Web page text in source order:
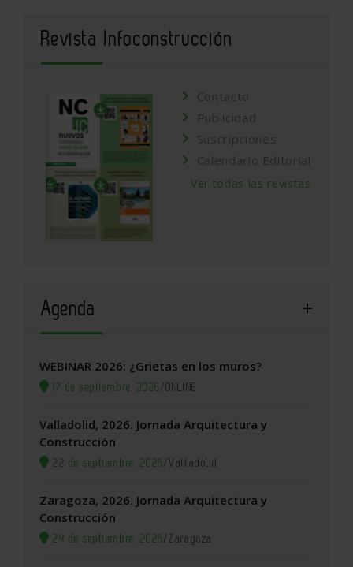
Revista Infoconstrucción
Contacto
Publicidad
Suscripciones
Calendario Editorial
Ver todas las revistas
Agenda
WEBINAR 2026: ¿Grietas en los muros?
17 de septiembre, 2026/ONLINE
Valladolid, 2026. Jornada Arquitectura y
Construcción
22 de septiembre, 2026/Valladolid
Zaragoza, 2026. Jornada Arquitectura y
Construcción
24 de septiembre, 2026/Zaragoza